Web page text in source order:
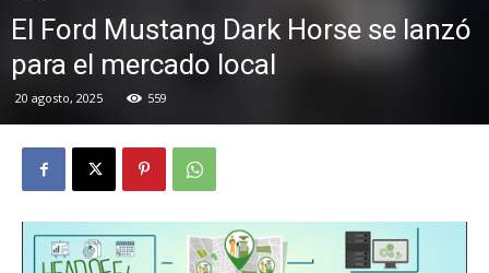
El Ford Mustang Dark Horse se lanzó
para el mercado local
20 agosto, 2025 559